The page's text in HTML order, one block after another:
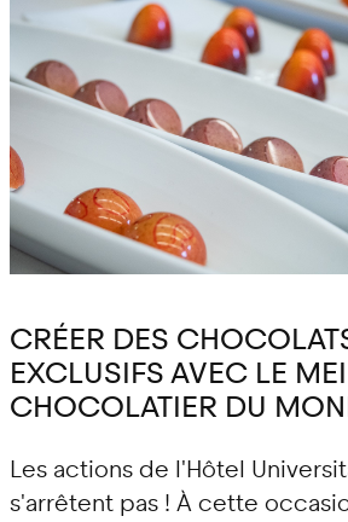
CRÉER DES
EXCLUSIFS AVEC LE
CHOCOLATIER DU
Les actions de l'Hôtel
s'arrêtent pas ! À cette